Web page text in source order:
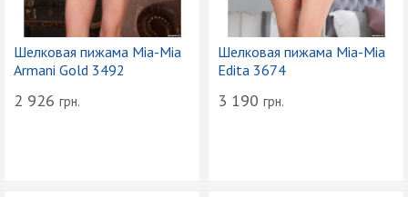
Шелковая пижама Mia-Mia
Armani Gold 3492
2 926 грн.
Шелковая пижама Mia-Mia
Edita 3674
3 190 грн.